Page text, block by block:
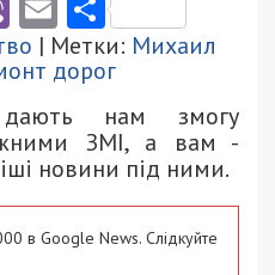
| Метки: Михаил
дорог
нам змогу
ЗМІ, а вам -
новини під ними.
в Google News. Слідкуйте